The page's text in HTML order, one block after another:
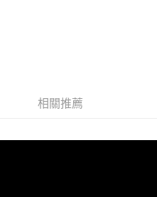
相關推薦